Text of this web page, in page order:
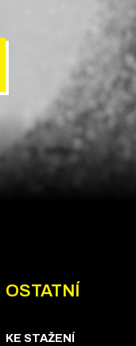
OSTATNÍ
KE STAŽENÍ